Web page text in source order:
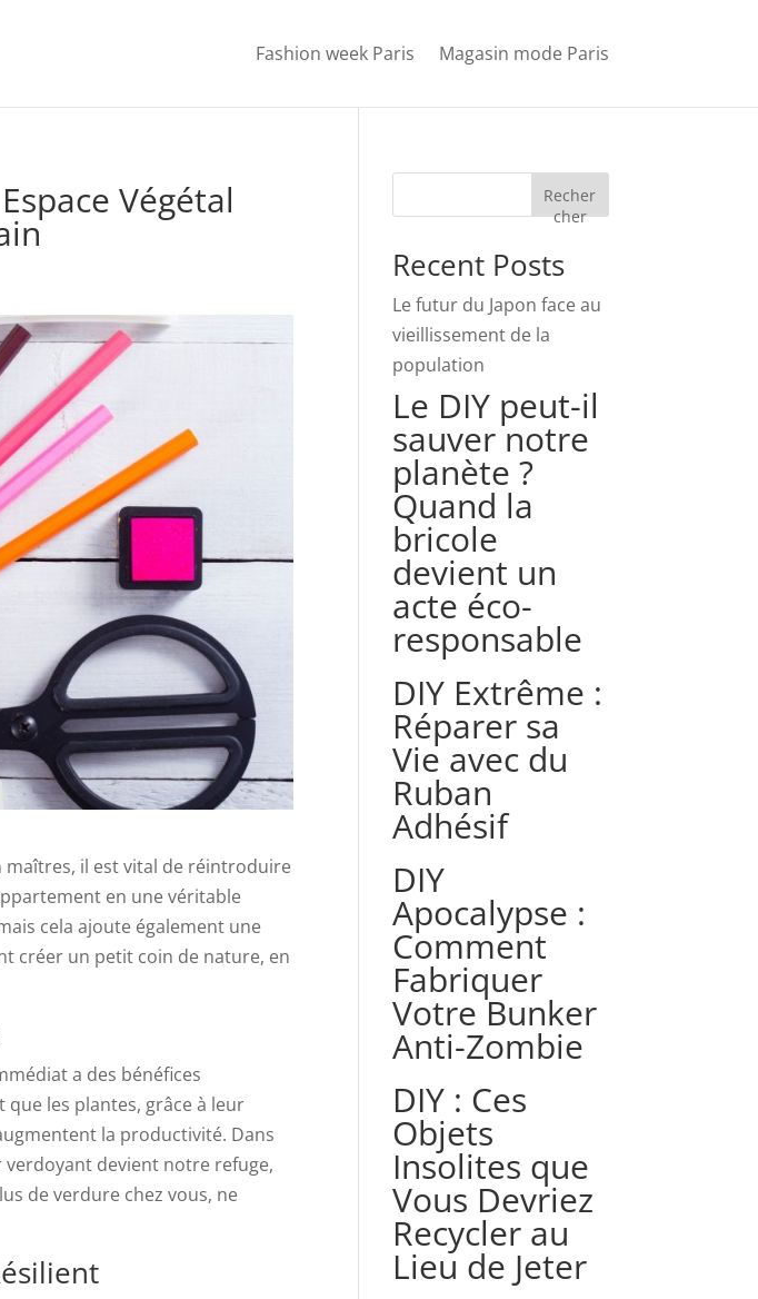
Fashion week Paris Magasin mode Paris
Végétal
maîtres, il est vital de réintroduire
en une véritable
cela ajoute également une
créer un petit coin de nature, en
a des bénéfices
les plantes, grâce à leur
la productivité. Dans
devient notre refuge,
de verdure chez vous, ne
Recher
cher
Recent Posts
Le futur du Japon face au
vieillissement de la
population
Le DIY peut-il
sauver notre
planète ?
Quand la
bricole
devient un
acte éco-
responsable
DIY Extrême :
Réparer sa
Vie avec du
Ruban
Adhésif
DIY
Apocalypse :
Comment
Fabriquer
Votre Bunker
Anti-Zombie
DIY : Ces
Objets
Insolites que
Vous Devriez
Recycler au
Lieu de Jeter